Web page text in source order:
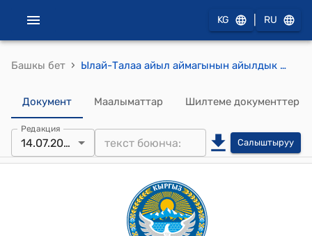
KG RU
Башкы бет › Ылай-Талаа айыл аймагынын айылдык Кеңешинин 2025-жылдын 14 - июлу, № 5/5 Жергиликтүү өз алдынча башкаруу органдарына айрым мамлекеттик ыйгарым укуктарды берүүнүн тартиби жөнүндө токтому
Документ Маалыматтар Шилтеме документтер
Редакция
14.07.2025 Салыштыруу